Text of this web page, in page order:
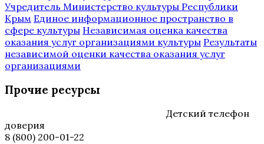
Учредитель Министерство культуры Республики
Крым Единое информационное пространство в
сфере культуры Независимая оценка качества
оказания услуг организациями культуры Результаты
независимой оценки качества оказания услуг
организациями
Прочие ресурсы
Детский телефон
доверия
8 (800) 200-01-22